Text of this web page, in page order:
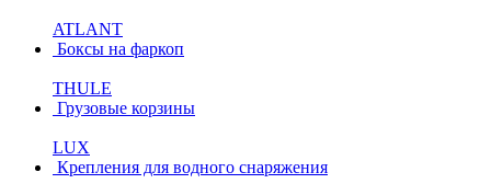
ATLANT
Боксы на фаркоп
THULE
Грузовые корзины
LUX
Крепления для водного снаряжения